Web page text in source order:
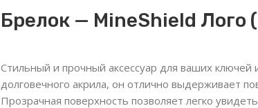
Брелок — MineShield Лого
Стильный и прочный аксессуар для ваших ключей
долговечного акрила, он отлично выдерживает
Прозрачная поверхность позволяет легко